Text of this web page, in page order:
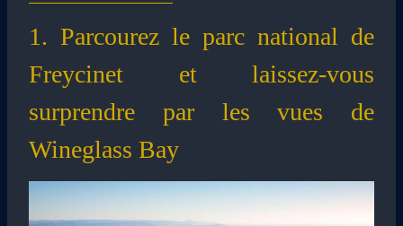
1. Parcourez le parc national de
Freycinet et laissez-vous
surprendre par les vues de
Wineglass Bay